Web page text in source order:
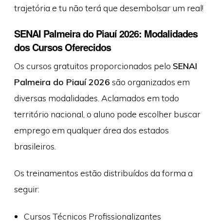
trajetória e tu não terá que desembolsar um real!
SENAI Palmeira do Piauí 2026: Modalidades
dos Cursos Oferecidos
Os cursos gratuitos proporcionados pelo SENAI
Palmeira do Piauí 2026 são organizados em
diversas modalidades. Aclamados em todo
território nacional, o aluno pode escolher buscar
emprego em qualquer área dos estados
brasileiros.
Os treinamentos estão distribuídos da forma a
seguir:
Cursos Técnicos Profissionalizantes